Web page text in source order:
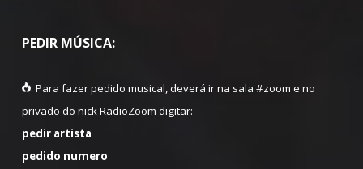
PEDIR MÚSICA:
Para fazer pedido musical, deverá ir na sala #zoom e no
privado do nick RadioZoom digitar:
pedir artista
pedido numero